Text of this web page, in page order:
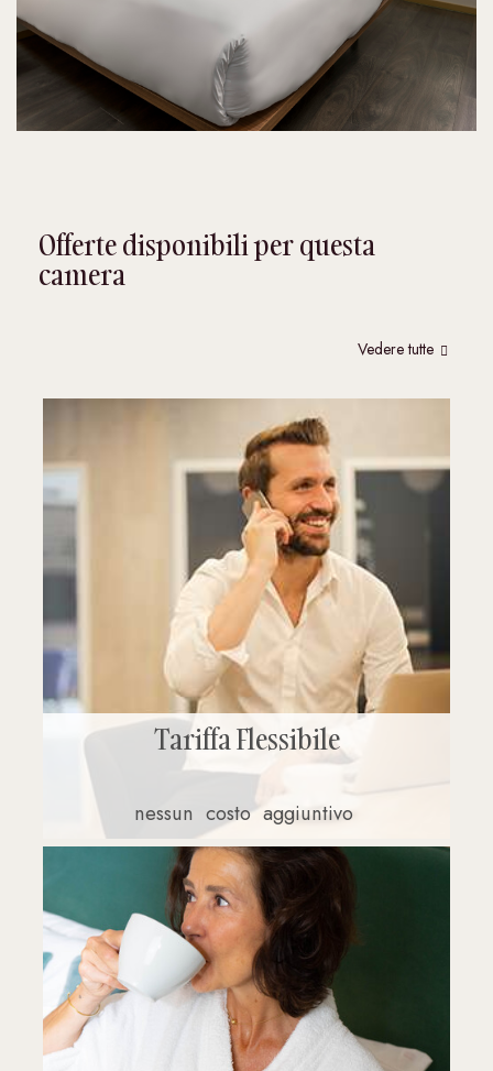
Offerte disponibili per questa
camera
Vedere tutte
Tariffa Flessibile
nessun costo aggiuntivo